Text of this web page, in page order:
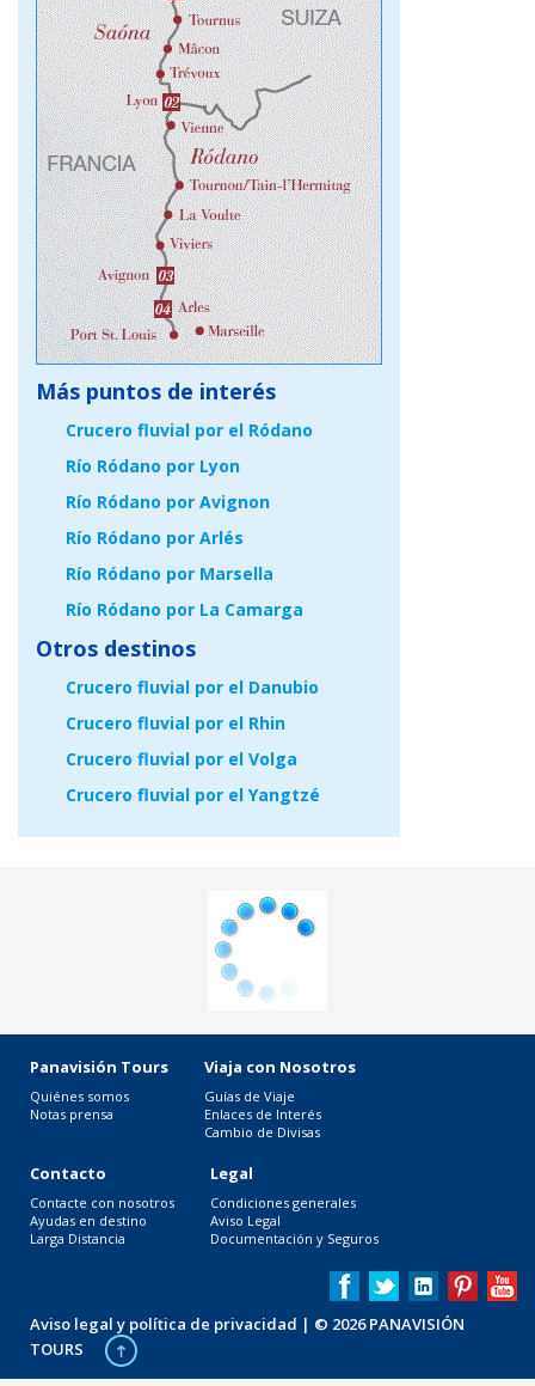
Más puntos de interés
Crucero fluvial por el Ródano
Río Ródano por Lyon
Río Ródano por Avignon
Río Ródano por Arlés
Río Ródano por Marsella
Río Ródano por La Camarga
Otros destinos
Crucero fluvial por el Danubio
Crucero fluvial por el Rhin
Crucero fluvial por el Volga
Crucero fluvial por el Yangtzé
Panavisión Tours
Quiénes somos
Notas prensa
Viaja con Nosotros
Guías de Viaje
Enlaces de Interés
Cambio de Divisas
Contacto
Contacte con nosotros
Ayudas en destino
Larga Distancia
Legal
Condiciones generales
Aviso Legal
Documentación y Seguros
Aviso legal y política de privacidad | © 2026 PANAVISIÓN
TOURS